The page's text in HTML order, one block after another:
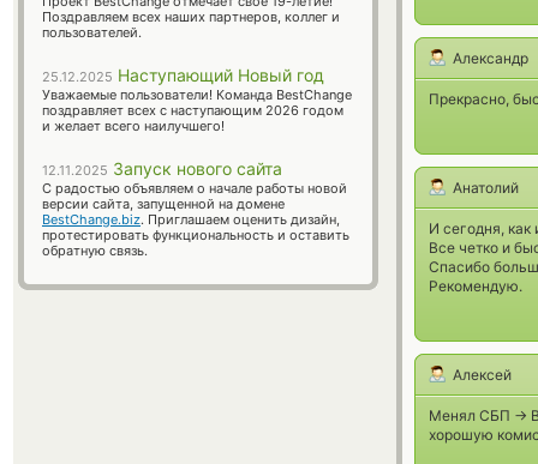
Александр
Прекрасно,
Анатолий
И сегодня, как
Все четко и
Спасибо
Рекомендую.
Алексей
Менял СБП ->
хорошую
Поздравляем всех наших партнеров, коллег и
пользователей.
25.12.2025 Наступающий Новый год
Уважаемые пользователи! Команда BestChange
поздравляет всех с наступающим 2026 годом
и желает всего наилучшего!
12.11.2025 Запуск нового сайта
С радостью объявляем о начале работы новой
версии сайта, запущенной на домене
BestChange.biz. Приглашаем оценить дизайн,
протестировать функциональность и оставить
обратную связь.